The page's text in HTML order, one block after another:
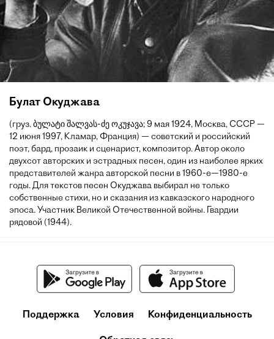
Булат Окуджава
(груз. ბულატი შალვას-ძე ოკუჯავა; 9 мая 1924, Москва, СССР —
12 июня 1997, Кламар, Франция) — советский и российский
поэт, бард, прозаик и сценарист, композитор. Автор около
двухсот авторских и эстрадных песен, один из наиболее ярких
представителей жанра авторской песни в 1960-е—1980-е
годы. Для текстов песен Окуджава выбирал не только
собственные стихи, но и сказания из кавказского народного
эпоса. Участник Великой Отечественной войны. Гвардии
рядовой (1944).
Поддержка Условия Конфиденциальность